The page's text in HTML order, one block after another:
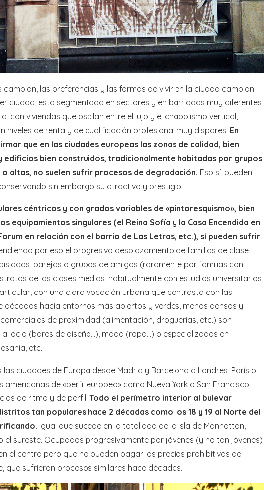
las preferencias y las formas de vivir en la ciudad cambian.
ciudad, esta segmentada en sectores y en barriadas muy diferentes,
con viviendas que oscilan entre el lujo y el chabolismo vertical,
niveles de renta y de cualificación profesional muy dispares. En
que en las ciudades europeas las zonas de calidad, bien
edificios bien construidos, tradicionalmente habitadas por grupos
altas, no suelen sufrir procesos de degradación. Eso sí, pueden
sin embargo su atractivo y prestigio.
céntricos y con grados variables de «pintoresquismo», bien
equipamientos singulares (el Reina Sofía y la Casa Encendida en
en relación con el barrio de Las Letras, etc.), sí pueden sufrir
por eso el progresivo desplazamiento de familias de clase
parejas o grupos de amigos (raramente por familias con
de las clases medias, habitualmente con estudios universitarios
con una clara vocación urbana que contrasta con las
hacia entornos más abiertos y verdes, menos densos y
de proximidad (alimentación, droguerías, etc.) son
ocio (bares de diseño…), moda (ropa…) o especializados en
etc.
ciudades de Europa desde Madrid y Barcelona a Londres, París o
americanas de «perfil europeo» como Nueva York o San Francisco.
de ritmo y de perfil. Todo el perímetro interior al bulevar
tan populares hace 2 décadas como los 18 y 19 al Norte del
Igual que sucede en la totalidad de la isla de Manhattan,
el sureste. Ocupados progresivamente por jóvenes (y no tan jóvenes)
el centro pero que no pueden pagar los precios prohibitivos de
que sufrieron procesos similares hace décadas.